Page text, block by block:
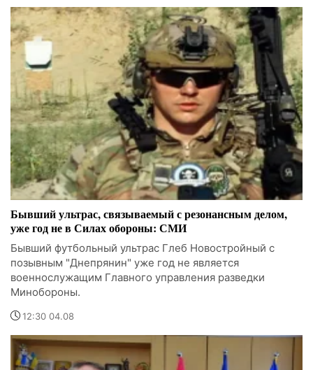
Бывший ультрас, связываемый с резонансным делом,
уже год не в Силах обороны: СМИ
Бывший футбольный ультрас Глеб Новостройный с
позывным "Днепрянин" уже год не является
военнослужащим Главного управления разведки
Минобороны.
12:30 04.08